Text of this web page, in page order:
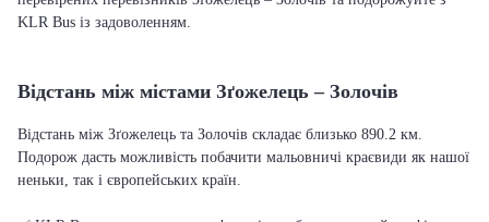
KLR Bus із задоволенням.
Відстань між містами Зґожелець – Золочів
Відстань між Зґожелець та Золочів складає близько 890.2 км.
Подорож дасть можливість побачити мальовничі краєвиди як нашої
неньки, так і європейських країн.